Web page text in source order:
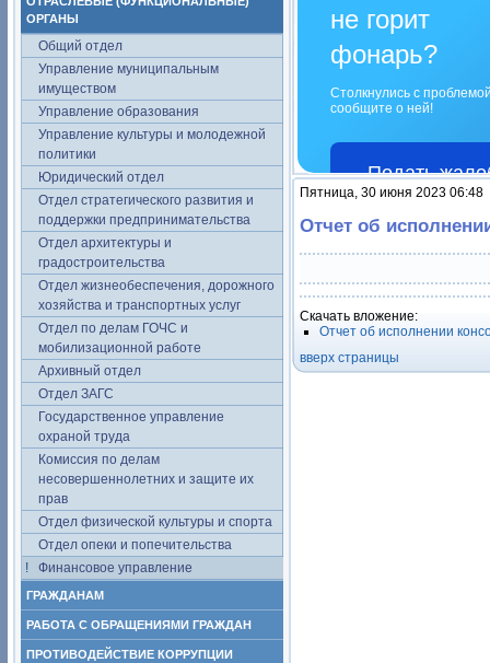
ОРГАНЫ
Общий отдел
Управление муниципальным
имуществом
Управление образования
Управление культуры и молодежной
политики
Юридический отдел
Отдел стратегического развития и
поддержки предпринимательства
Отдел архитектуры и
градостроительства
Отдел жизнеобеспечения, дорожного
хозяйства и транспортных услуг
Отдел по делам ГОЧС и
мобилизационной работе
Архивный отдел
Отдел ЗАГС
Государственное управление
охраной труда
Комиссия по делам
несовершеннолетних и защите их
прав
Отдел физической культуры и спорта
Отдел опеки и попечительства
Финансовое управление
ГРАЖДАНАМ
РАБОТА С ОБРАЩЕНИЯМИ ГРАЖДАН
ПРОТИВОДЕЙСТВИЕ КОРРУПЦИИ
не горит
фонарь?
Столкнулись с
сообщите о ней!
Подать
Пятница, 30 июня 2023 06:48
Отчет об
Скачать вложение:
Отчет об исполнении
вверх страницы